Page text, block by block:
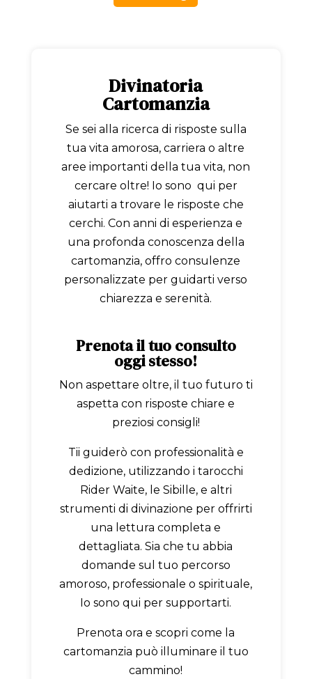
Divinatoria
Cartomanzia
Se sei alla ricerca di risposte sulla
tua vita amorosa, carriera o altre
aree importanti della tua vita, non
cercare oltre! Io sono qui per
aiutarti a trovare le risposte che
cerchi. Con anni di esperienza e
una profonda conoscenza della
cartomanzia, offro consulenze
personalizzate per guidarti verso
chiarezza e serenità.
Prenota il tuo consulto
oggi stesso!
Non aspettare oltre, il tuo futuro ti
aspetta con risposte chiare e
preziosi consigli!
Tii guiderò con professionalità e
dedizione, utilizzando i tarocchi
Rider Waite, le Sibille, e altri
strumenti di divinazione per offrirti
una lettura completa e
dettagliata. Sia che tu abbia
domande sul tuo percorso
amoroso, professionale o spirituale,
Io sono qui per supportarti.
Prenota ora e scopri come la
cartomanzia può illuminare il tuo
cammino!